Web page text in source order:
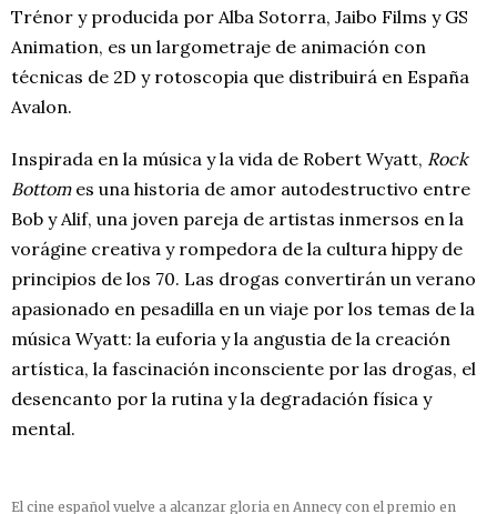
Trénor y producida por Alba Sotorra, Jaibo Films y GS
Animation, es un largometraje de animación con
técnicas de 2D y rotoscopia que distribuirá en España
Avalon.
Inspirada en la música y la vida de Robert Wyatt, Rock
Bottomes una historia de amor autodestructivo entre
Bob y Alif, una joven pareja de artistas inmersos en la
vorágine creativa y rompedora de la cultura hippy de
principios de los 70. Las drogas convertirán un verano
apasionado en pesadilla en un viaje por los temas de la
música Wyatt: la euforia y la angustia de la creación
artística, la fascinación inconsciente por las drogas, el
desencanto por la rutina y la degradación física y
mental.
El cine español vuelve a alcanzar gloria en Annecy con el premio en